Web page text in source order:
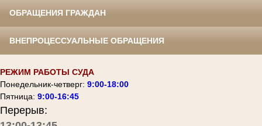
ОБРАЩЕНИЯ ГРАЖДАН
ВНЕПРОЦЕССУАЛЬНЫЕ ОБРАЩЕНИЯ
РЕЖИМ РАБОТЫ СУДА
Понедельник-четверг: 9:00-18:00
Пятница: 9:00-16:45
Перерыв: